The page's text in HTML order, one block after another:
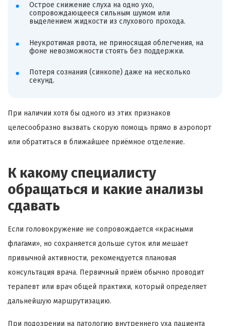
Острое снижение слуха на одно ухо,
сопровождающееся сильным шумом или
выделением жидкости из слухового прохода.
Неукротимая рвота, не приносящая облегчения, на
фоне невозможности стоять без поддержки.
Потеря сознания (синкопе) даже на несколько
секунд.
При наличии хотя бы одного из этих признаков
целесообразно вызвать скорую помощь прямо в аэропорт
или обратиться в ближайшее приёмное отделение.
К какому специалисту
обращаться и какие анализы
сдавать
Если головокружение не сопровождается «красными
флагами», но сохраняется дольше суток или мешает
привычной активности, рекомендуется плановая
консультация врача. Первичный приём обычно проводит
терапевт или врач общей практики, который определяет
дальнейшую маршрутизацию.
При подозрении на патологию внутреннего уха пациента